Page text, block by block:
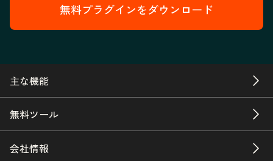
無料プラグインをダウンロード
主な機能
無料ツール
会社情報